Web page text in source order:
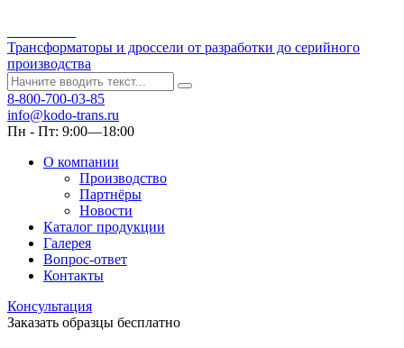
Трансформаторы и дроссели от разработки до серийного
производства
8-800-700-03-85
info@kodo-trans.ru
Пн - Пт: 9:00—18:00
О компании
Производство
Партнёры
Новости
Каталог продукции
Галерея
Вопрос-ответ
Контакты
Консультация
Заказать образцы бесплатно